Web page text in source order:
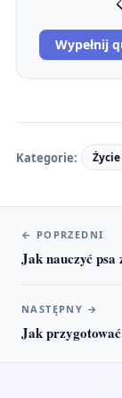
Wypełnij
Kategorie:
← POPRZEDNI
Jak nauczyć psa
NASTĘPNY →
Jak